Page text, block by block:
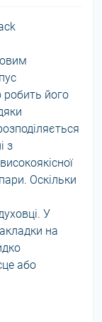
робить його
з
Оскільки
У
на
або